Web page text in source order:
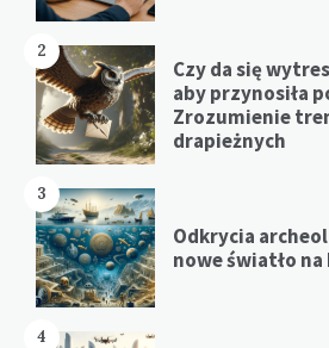
2
Czy da się
aby przynosiła
Zrozumienie
drapieżnych
3
Odkrycia
nowe światło
4